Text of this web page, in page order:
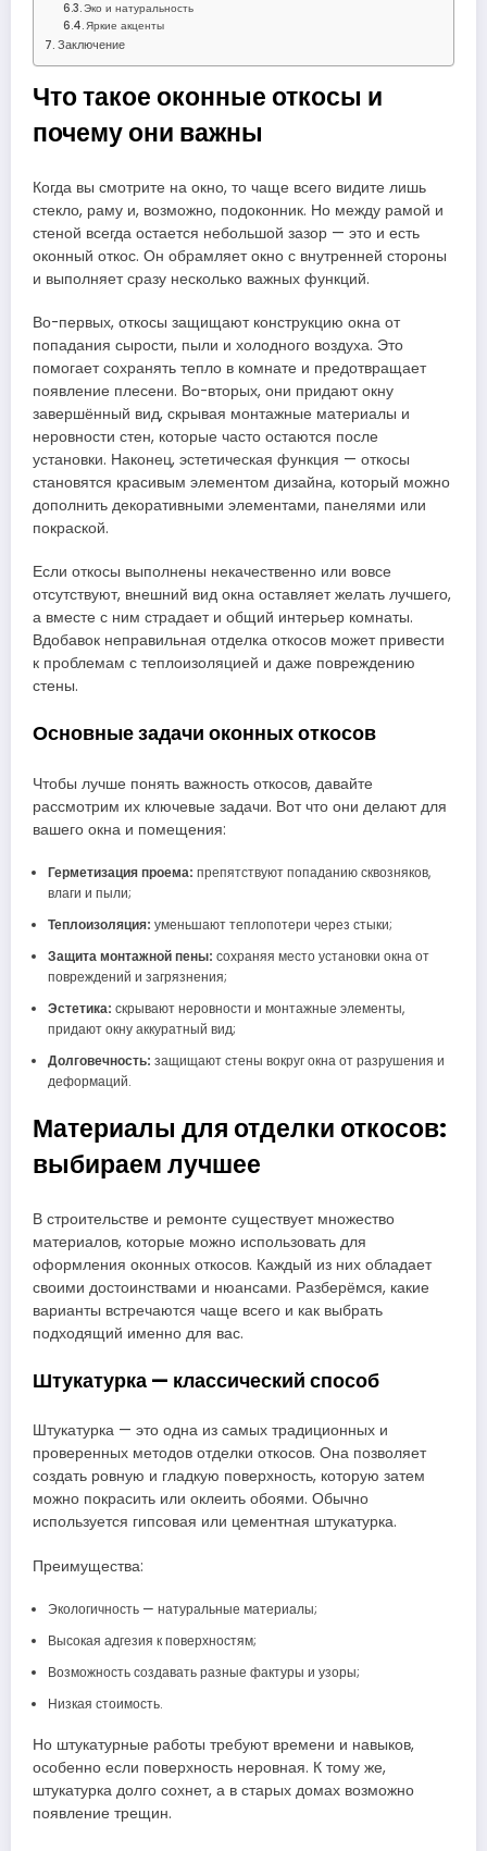
Эко и натуральность
Яркие акценты
Заключение
Что такое оконные откосы и
почему они важны
Когда вы смотрите на окно, то чаще всего видите лишь
стекло, раму и, возможно, подоконник. Но между рамой и
стеной всегда остается небольшой зазор — это и есть
оконный откос. Он обрамляет окно с внутренней стороны
и выполняет сразу несколько важных функций.
Во-первых, откосы защищают конструкцию окна от
попадания сырости, пыли и холодного воздуха. Это
помогает сохранять тепло в комнате и предотвращает
появление плесени. Во-вторых, они придают окну
завершённый вид, скрывая монтажные материалы и
неровности стен, которые часто остаются после
установки. Наконец, эстетическая функция — откосы
становятся красивым элементом дизайна, который можно
дополнить декоративными элементами, панелями или
покраской.
Если откосы выполнены некачественно или вовсе
отсутствуют, внешний вид окна оставляет желать лучшего,
а вместе с ним страдает и общий интерьер комнаты.
Вдобавок неправильная отделка откосов может привести
к проблемам с теплоизоляцией и даже повреждению
стены.
Основные задачи оконных откосов
Чтобы лучше понять важность откосов, давайте
рассмотрим их ключевые задачи. Вот что они делают для
вашего окна и помещения:
Герметизация проема: препятствуют попаданию сквозняков,
влаги и пыли;
Теплоизоляция: уменьшают теплопотери через стыки;
Защита монтажной пены: сохраняя место установки окна от
повреждений и загрязнения;
Эстетика: скрывают неровности и монтажные элементы,
придают окну аккуратный вид;
Долговечность: защищают стены вокруг окна от разрушения и
деформаций.
Материалы для отделки откосов:
выбираем лучшее
В строительстве и ремонте существует множество
материалов, которые можно использовать для
оформления оконных откосов. Каждый из них обладает
своими достоинствами и нюансами. Разберёмся, какие
варианты встречаются чаще всего и как выбрать
подходящий именно для вас.
Штукатурка — классический способ
Штукатурка — это одна из самых традиционных и
проверенных методов отделки откосов. Она позволяет
создать ровную и гладкую поверхность, которую затем
можно покрасить или оклеить обоями. Обычно
используется гипсовая или цементная штукатурка.
Преимущества:
Экологичность — натуральные материалы;
Высокая адгезия к поверхностям;
Возможность создавать разные фактуры и узоры;
Низкая стоимость.
Но штукатурные работы требуют времени и навыков,
особенно если поверхность неровная. К тому же,
штукатурка долго сохнет, а в старых домах возможно
появление трещин.